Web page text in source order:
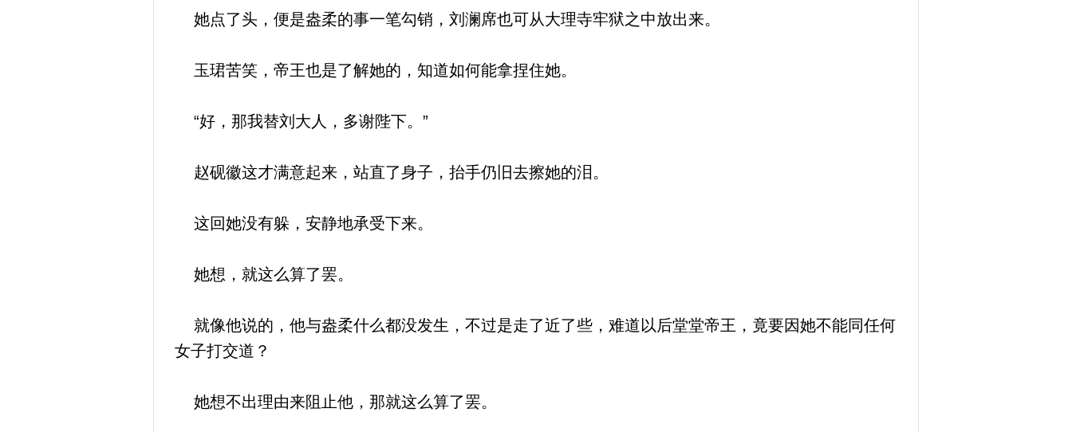
她点了头，便是盎柔的事一笔勾销，刘澜席也可从大理寺牢狱之中放出来。
玉珺苦笑，帝王也是了解她的，知道如何能拿捏住她。
“好，那我替刘大人，多谢陛下。”
赵砚徽这才满意起来，站直了身子，抬手仍旧去擦她的泪。
这回她没有躲，安静地承受下来。
她想，就这么算了罢。
就像他说的，他与盎柔什么都没发生，不过是走了近了些，难道以后堂堂帝王，竟要因她不能同任何
女子打交道？
她想不出理由来阻止他，那就这么算了罢。